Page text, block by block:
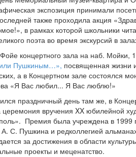
экспозиция принимали
также проходила акция
в рамках которой школьники
поэта во время экскурсий в
концертного зала на наб. Мойки,
Пушкиным…», посвященная жизни
а в Концертном зале состоялся
«Я Вас любил... Я Вас люблю!»
праздничный день там же, в
вручения XX юбилейной
Премия была учреждена в 1999
С. Пушкина и редколлегией
за достижения в области
проекты и меценатство.